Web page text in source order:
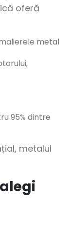
oferă
metal
95% dintre
metalul